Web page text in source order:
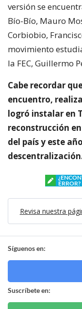
versión se
Bío-Bío, Mauro
Corbiobio,
movimiento
la FEC, Guillermo
Cabe recordar
encuentro,
logró instalar en
reconstrucción
del país y este
ERROR?
Revisa nuestra
Síguenos en:
Suscríbete en: